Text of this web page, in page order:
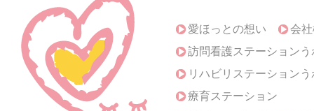
愛ほっとの想い
会
訪問看護ステーションう
リハビリステーション
療育ステーション